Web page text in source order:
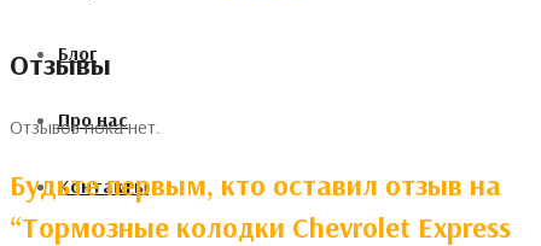
Блог
Про нас
Контакты
Отзывы
Отзывов пока нет.
Будьте первым, кто оставил отзыв на
“Тормозные колодки Chevrolet Express